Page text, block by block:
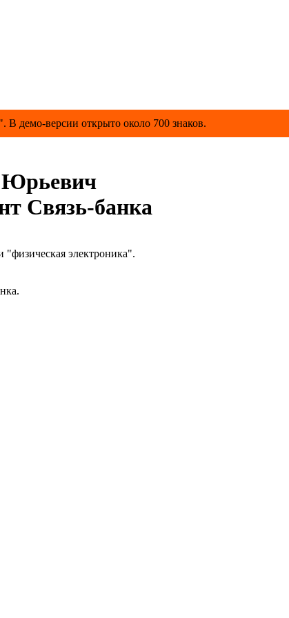
демо-версии открыто около 700 знаков.
Связь-банка
электроника".